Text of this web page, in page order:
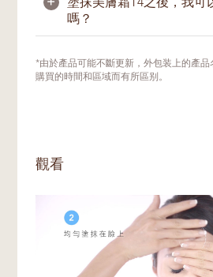
是的，一般情況下，我們建
液T3
的更新並預防黑色素產生時
膚提供全面的滋潤，幫助修
應。待肌膚較為穩定時，可
適合您當前膚況的使用方式
佳護膚功效。
塗抹美膚霜T4之後，我可
嗎？
可以。但是白天使用煥亮產
成分的產品後，需要特別注
*由於產品可能不斷更新，外包装上的產品
購買的時間和區域而有所區别。
觀看